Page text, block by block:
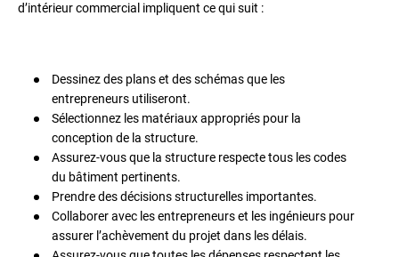
d’intérieur commercial impliquent ce qui suit :
Dessinez des plans et des schémas que les
entrepreneurs utiliseront.
Sélectionnez les matériaux appropriés pour la
conception de la structure.
Assurez-vous que la structure respecte tous les codes
du bâtiment pertinents.
Prendre des décisions structurelles importantes.
Collaborer avec les entrepreneurs et les ingénieurs pour
assurer l’achèvement du projet dans les délais.